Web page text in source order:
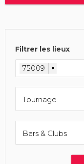
Filtrer les lieux
75009 ×
Tournage
Bars & Clubs